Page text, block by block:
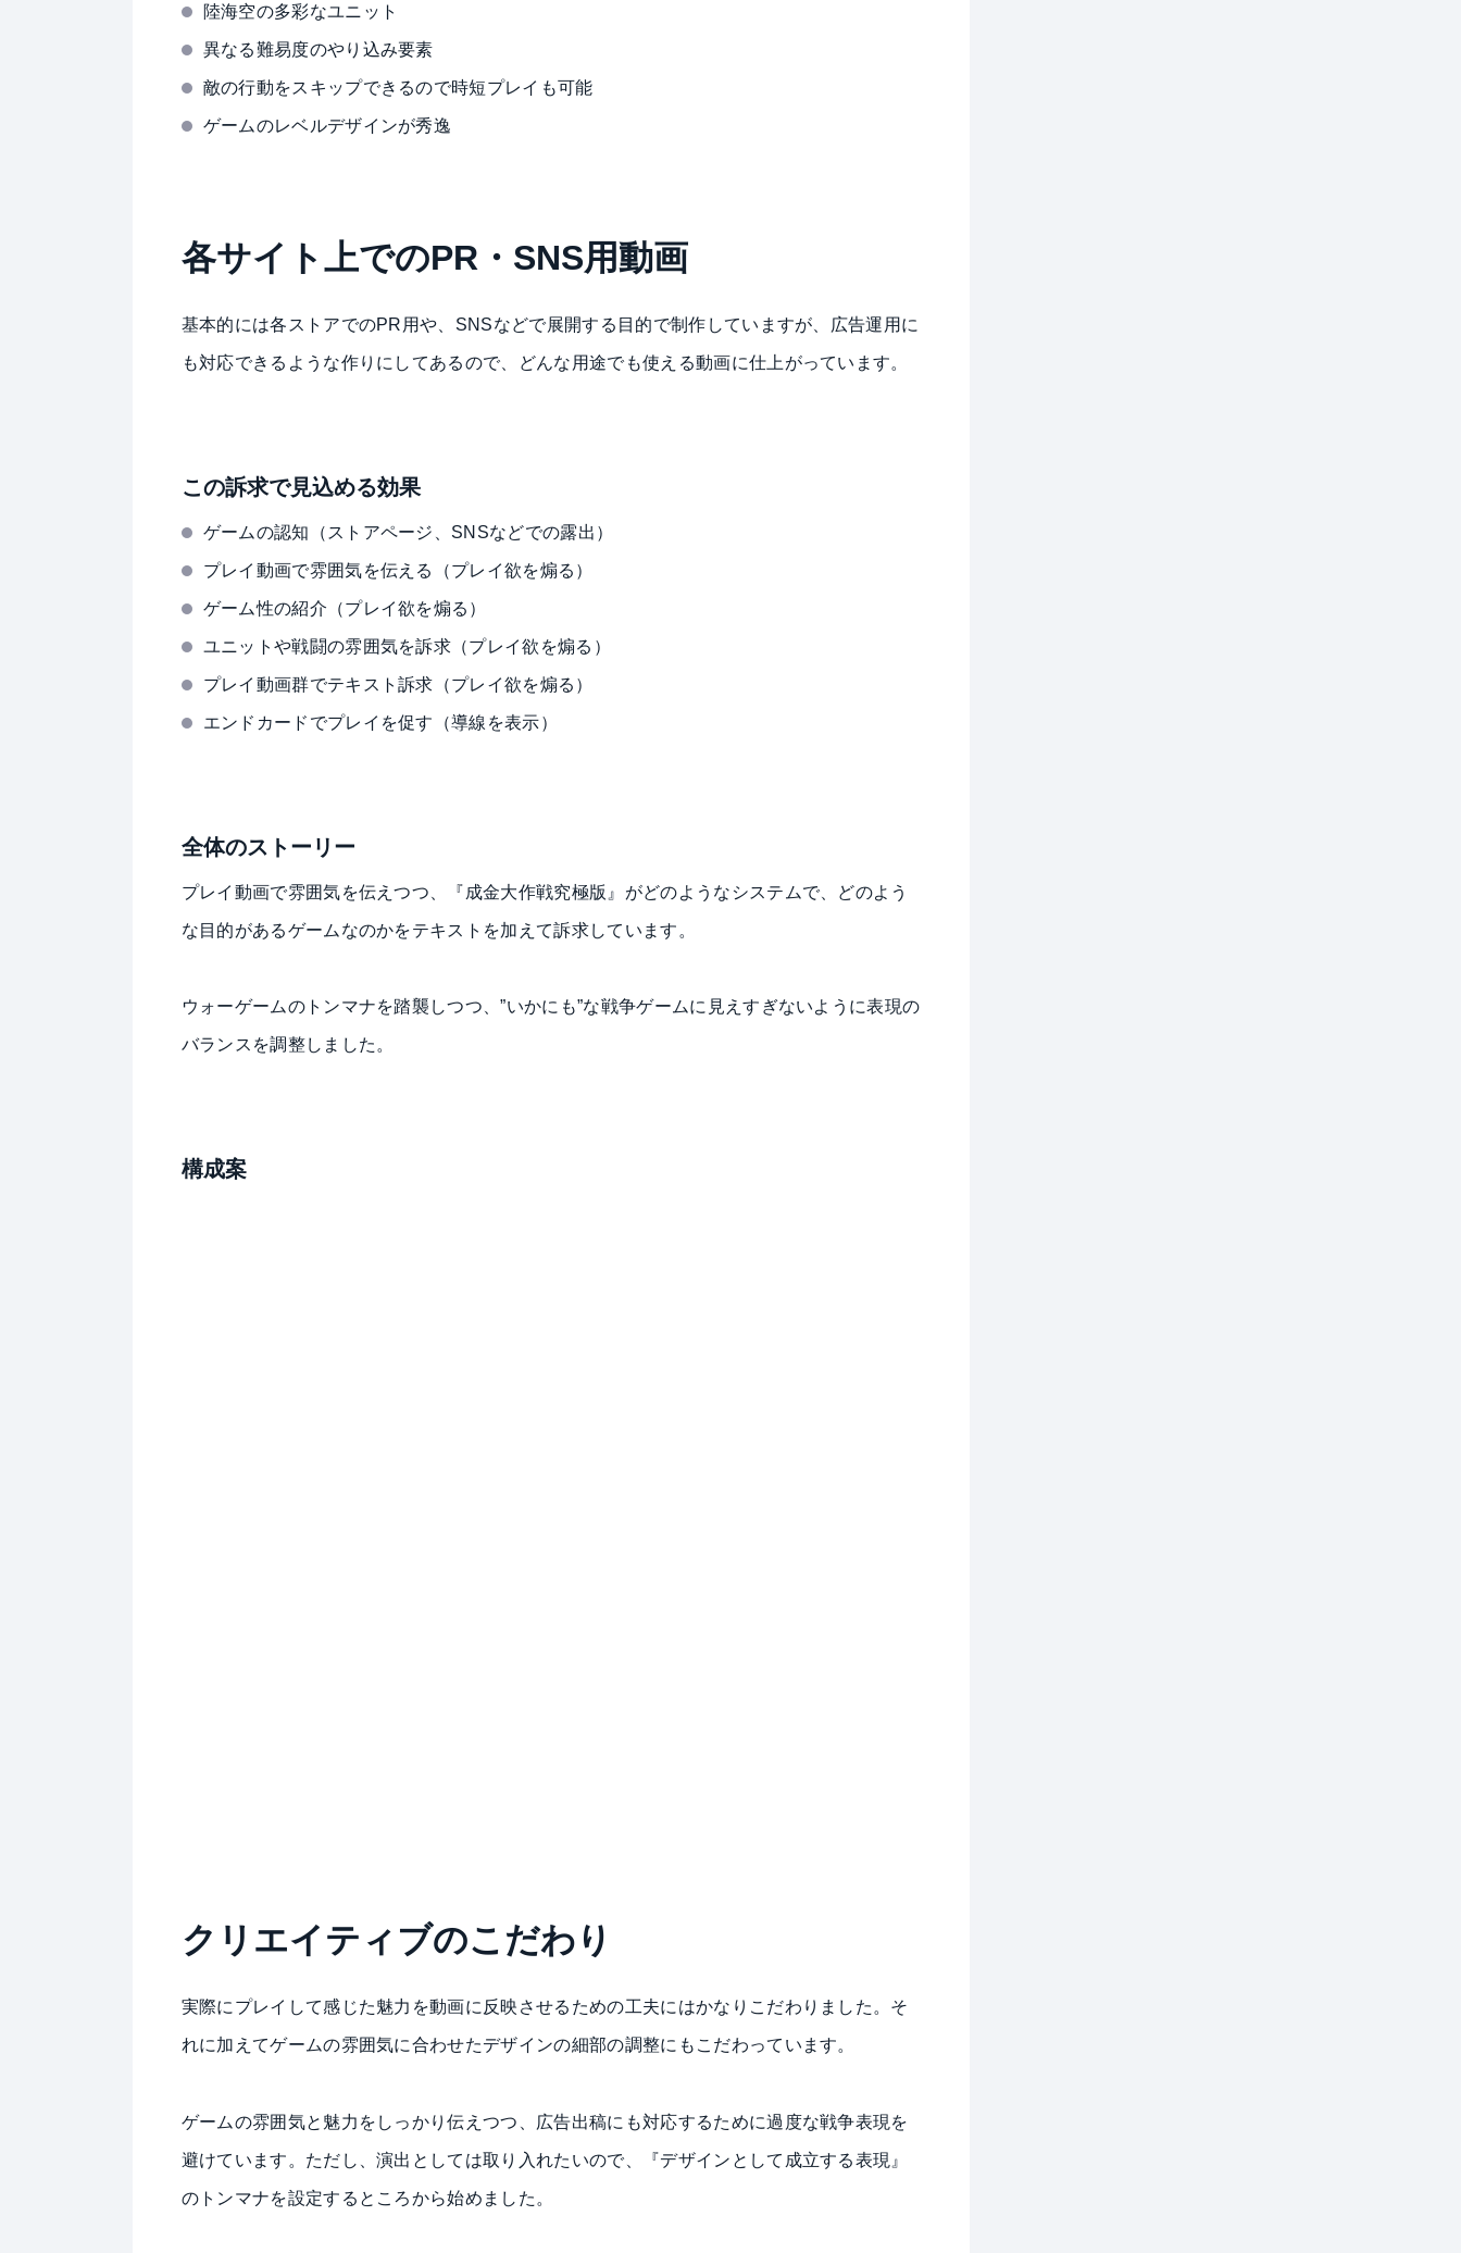
陸海空の多彩なユニット
異なる難易度のやり込み要素
敵の行動をスキップできるので時短プレイも可能
ゲームのレベルデザインが秀逸
各サイト上でのPR・SNS用動画
基本的には各ストアでのPR用や、SNSなどで展開する目的で制作していますが、広告運用に
も対応できるような作りにしてあるので、どんな用途でも使える動画に仕上がっています。
この訴求で見込める効果
ゲームの認知（ストアページ、SNSなどでの露出）
プレイ動画で雰囲気を伝える（プレイ欲を煽る）
ゲーム性の紹介（プレイ欲を煽る）
ユニットや戦闘の雰囲気を訴求（プレイ欲を煽る）
プレイ動画群でテキスト訴求（プレイ欲を煽る）
エンドカードでプレイを促す（導線を表示）
全体のストーリー
プレイ動画で雰囲気を伝えつつ、『成金大作戦究極版』がどのようなシステムで、どのよう
な目的があるゲームなのかをテキストを加えて訴求しています。
ウォーゲームのトンマナを踏襲しつつ、”いかにも”な戦争ゲームに見えすぎないように表現の
バランスを調整しました。
構成案
クリエイティブのこだわり
実際にプレイして感じた魅力を動画に反映させるための工夫にはかなりこだわりました。そ
れに加えてゲームの雰囲気に合わせたデザインの細部の調整にもこだわっています。
ゲームの雰囲気と魅力をしっかり伝えつつ、広告出稿にも対応するために過度な戦争表現を
避けています。ただし、演出としては取り入れたいので、『デザインとして成立する表現』
のトンマナを設定するところから始めました。